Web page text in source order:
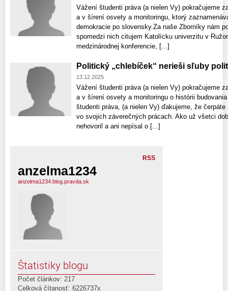
Vážení študenti práva (a nielen Vy) pokračujeme
a v šírení osvety a monitoringu, ktorý
demokracie po slovensky.Za naše Zborníky nám
spomedzi nich citujem Katolícku univerzitu v
medzinárodnej konferencie, [...]
Politický „chlebíček“ nerieši sľuby
13.12.2025
Vážení študenti práva (a nielen Vy) pokračujeme
a v šírení osvety a monitoringu o histórii
študenti práva, (a nielen Vy) ďakujeme, že
vo svojich záverečných prácach. Ako už všetci
nehovoril a ani nepísal o [...]
RSS
anzelma1234
anzelma1234.blog.pravda.sk
Štatistiky blogu
Počet článkov: 217
Celková čítanosť: 6226737x